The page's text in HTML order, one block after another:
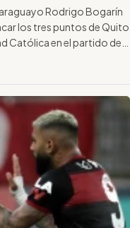
Rodrigo Bogarín
los tres puntos de Quito
Católica en el partido de